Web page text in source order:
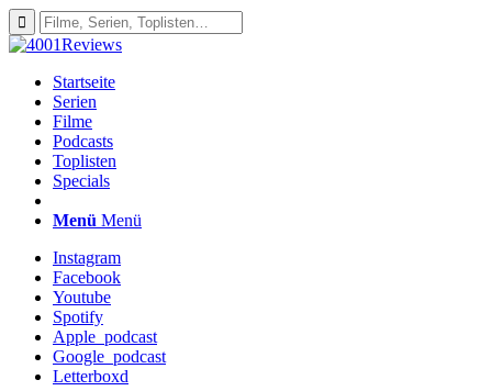
Startseite
Serien
Filme
Podcasts
Toplisten
Specials
Menü Menü
Instagram
Facebook
Youtube
Spotify
Apple_podcast
Google_podcast
Letterboxd